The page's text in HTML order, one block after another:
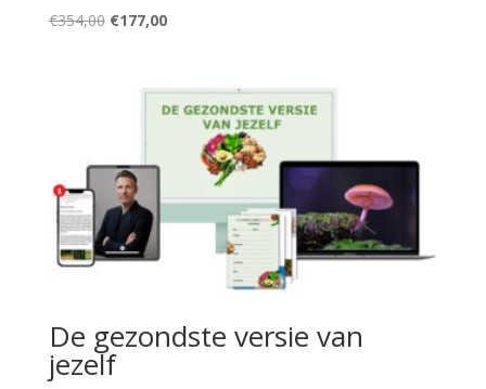
€354,00 Oorspronkelijke
€354,00.
€177,00Huidige
€177,00.
De gezondste versie van
jezelf